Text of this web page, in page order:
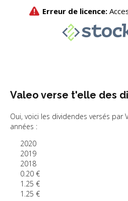
Valeo verse t'elle des
Oui, voici les dividendes versés par
années :
2020
2019
2018
0.20 €
1.25 €
1.25 €